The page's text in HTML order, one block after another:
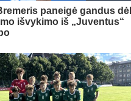
paneigė gandus dėl
išvykimo iš „Juventus“